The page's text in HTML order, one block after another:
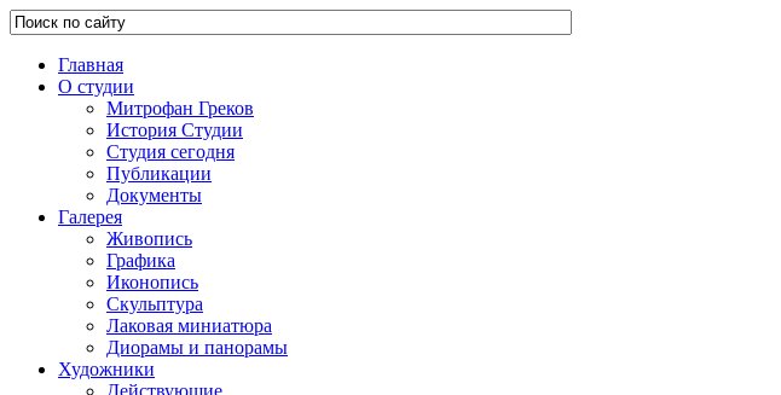
Главная
О студии
Митрофан Греков
История Студии
Студия сегодня
Публикации
Документы
Галерея
Живопись
Графика
Иконопись
Скульптура
Лаковая миниатюра
Диорамы и панорамы
Художники
Действующие